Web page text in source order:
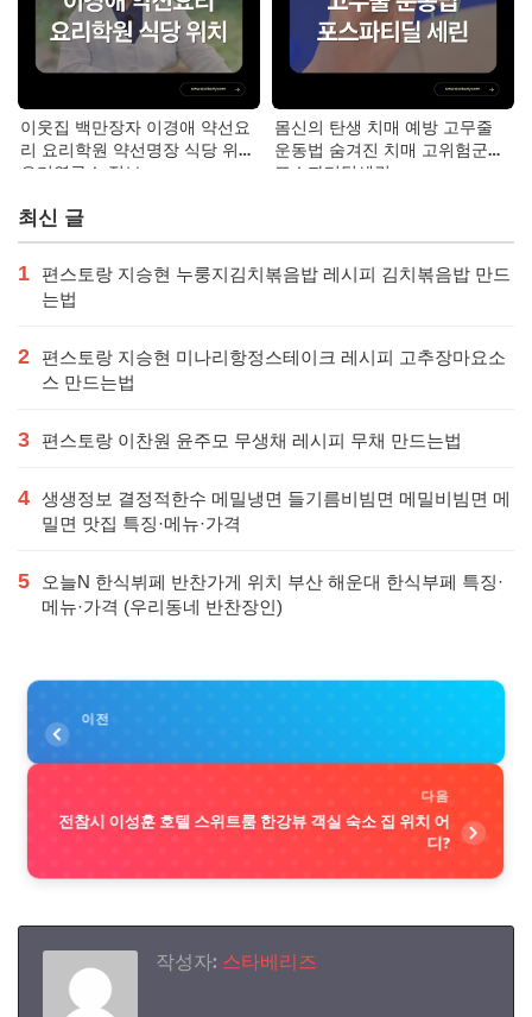
이웃집 백만장자 이경애 약선요
리 요리학원 약선명장 식당 위치
요리연구소 정보
몸신의 탄생 치매 예방 고무줄
운동법 숨겨진 치매 고위험군｜
포스파티딜세린
최신 글
1
편스토랑 지승현 누룽지김치볶음밥 레시피 김치볶음밥 만드
는법
2
편스토랑 지승현 미나리항정스테이크 레시피 고추장마요소
스 만드는법
3 편스토랑 이찬원 윤주모 무생채 레시피 무채 만드는법
4 생생정보 결정적한수 메밀냉면 들기름비빔면 메밀비빔면 메
밀면 맛집 특징·메뉴·가격
5
오늘N 한식뷔페 반찬가게 위치 부산 해운대 한식부페 특징·
메뉴·가격 (우리동네 반찬장인)
이전
다음
전참시 이성훈 호텔 스위트룸 한강뷰 객실 숙소 집 위치 어
디?
작성자: 스타베리즈